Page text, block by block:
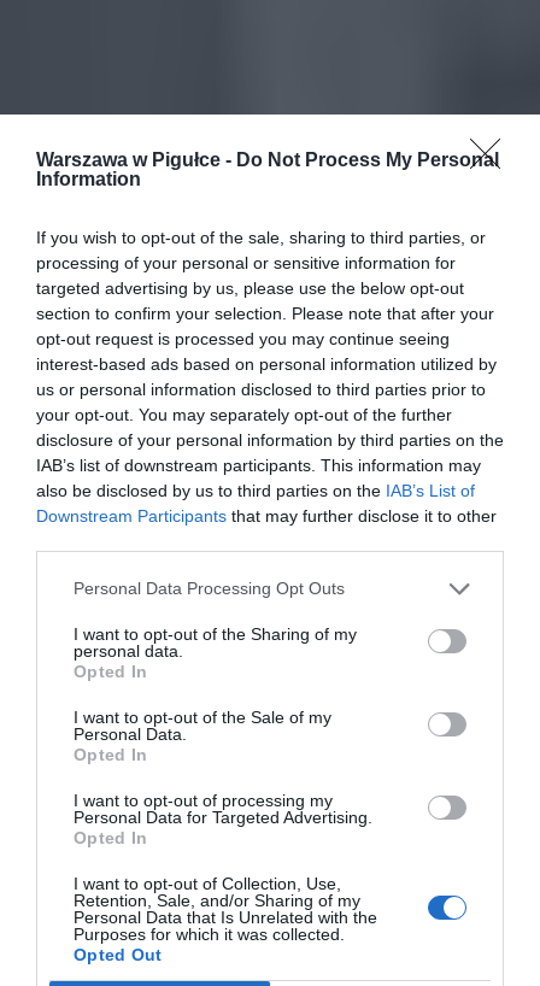
Warszawa w Pigułce - Do Not Process My Personal
Information
If you wish to opt-out of the sale, sharing to third parties, or
processing of your personal or sensitive information for
targeted advertising by us, please use the below opt-out
section to confirm your selection. Please note that after your
opt-out request is processed you may continue seeing
interest-based ads based on personal information utilized by
us or personal information disclosed to third parties prior to
your opt-out. You may separately opt-out of the further
disclosure of your personal information by third parties on the
IAB’s list of downstream participants. This information may
also be disclosed by us to third parties on the IAB’s List of
Downstream Participants that may further disclose it to other
Personal Data Processing Opt Outs
I want to opt-out of the Sharing of my
personal data.
Opted In
I want to opt-out of the Sale of my
Personal Data.
Opted In
I want to opt-out of processing my
Personal Data for Targeted Advertising.
Opted In
I want to opt-out of Collection, Use,
Retention, Sale, and/or Sharing of my
Personal Data that Is Unrelated with the
Purposes for which it was collected.
Opted Out